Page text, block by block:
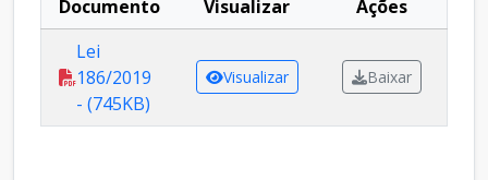
Documento
Visualizar
Ações
Lei
186/2019
- (745KB)
Visualizar Baixar